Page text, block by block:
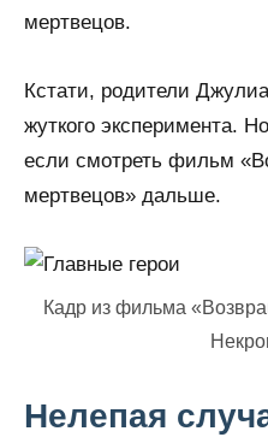
мертвецов.
Кстати, родители
жуткого эксперимента.
если смотреть фильм
мертвецов» дальше.
Кадр из фильма
Нелепая